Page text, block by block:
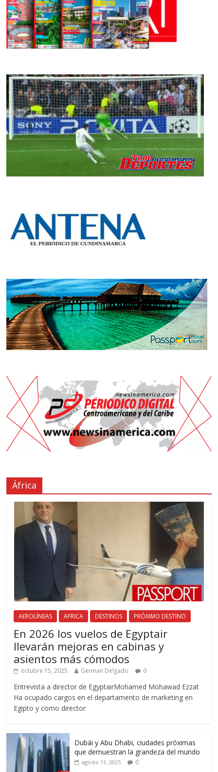
África
AEROLÍNEAS AFRICA DESTINOS PRÓXIMO DESTINO
En 2026 los vuelos de Egyptair
llevarán mejoras en cabinas y
asientos más cómodos
octubre 15, 2025 German Delgado 0
Entrevista a director de EgyptairMohamed Mohawad Ezzat
Ha ocupado cargos en el departamento de marketing en
Egipto y como director
Dubái y Abu Dhabi, ciudades próximas
que demuestran la grandeza del mundo
agosto 11, 2025 0